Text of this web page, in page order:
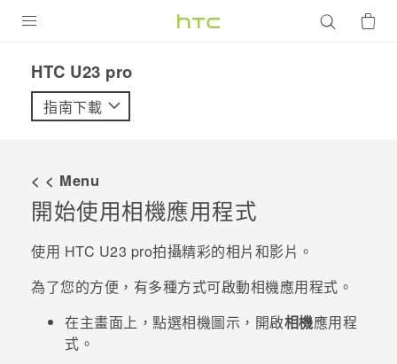
VIVE
優惠專區
焦點訊息
校園專案
銷售門市
銷售通路
支援服務
HTC U23 pro‎
指南下載
< < Menu
開始使用相機應用程式
使用 HTC U23 pro拍攝精彩的相片和影片。
為了您的方便，有多種方式可啟動相機應用程式。
在主畫面上，點選相機圖示，開啟相機應用程
式。